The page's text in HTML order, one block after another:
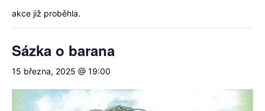
akce již proběhla.
Sázka o barana
15 března, 2025 @ 19:00